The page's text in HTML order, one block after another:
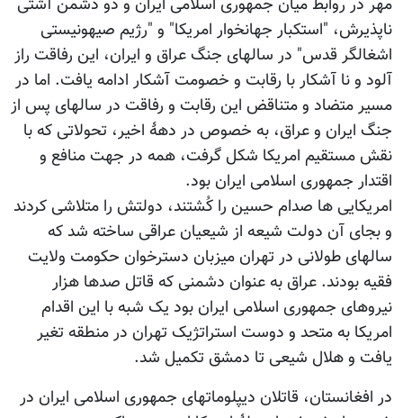
ناپذیرش، "استکبار جهانخوار امریکا" و "رژیم صیهونیستی
اشغالگر قدس" در سالهای جنگ عراق و ایران، این رفاقت راز
آلود و نا آشکار با رقابت و خصومت آشکار ادامه یافت. اما در
مسیر متضاد و متناقض این رقابت و رفاقت در سالهای پس از
جنگ ایران و عراق، به خصوص در دهۀ اخیر، تحولاتی که با
نقش مستقیم امریکا شکل گرفت، همه در جهت منافع و
اقتدار جمهوری اسلامی ایران بود.
امریکایی ها صدام حسین را کُشتند، دولتش را متلاشی کردند
و بجای آن دولت شیعه از شیعیان عراقی ساخته شد که
سالهای طولانی در تهران میزبان دسترخوان حکومت ولایت
فقیه بودند. عراق به عنوان دشمنی که قاتل صدها هزار
نیروهای جمهوری اسلامی ایران بود یک شبه با این اقدام
امریکا به متحد و دوست استراتژیک تهران در منطقه تغیر
یافت و هلال شیعی تا دمشق تکمیل شد.
در افغانستان، قاتلان دیپلوماتهای جمهوری اسلامی ایران در